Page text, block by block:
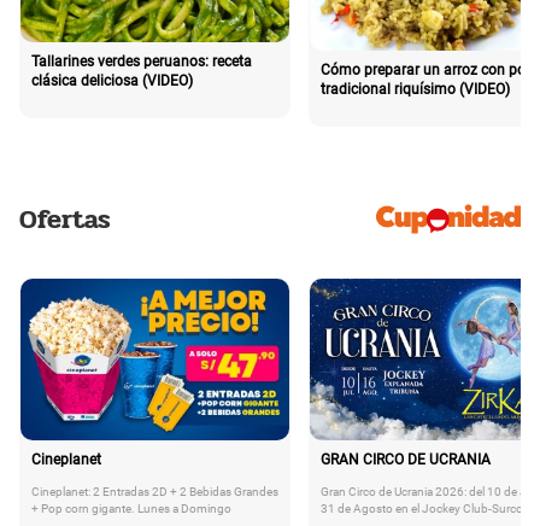
Tallarines verdes peruanos: receta
clásica deliciosa (VIDEO)
Cómo preparar un arroz con pollo
tradicional riquísimo (VIDEO)
Ofertas
Cineplanet
Cineplanet: 2 Entradas 2D + 2 Bebidas Grandes
+ Pop corn gigante. Lunes a Domingo
GRAN CIRCO DE UCRANIA
Gran Circo de Ucrania 2026: del 10 de
31 de Agosto en el Jockey Club-Surco